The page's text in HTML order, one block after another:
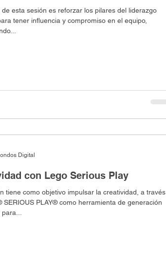
de esta sesión es reforzar los pilares del liderazgo
tener influencia y compromiso en el equipo,
con Lego Serious Play
tiene como objetivo impulsar la creatividad, a través
SERIOUS PLAY® como herramienta de generación
Digital